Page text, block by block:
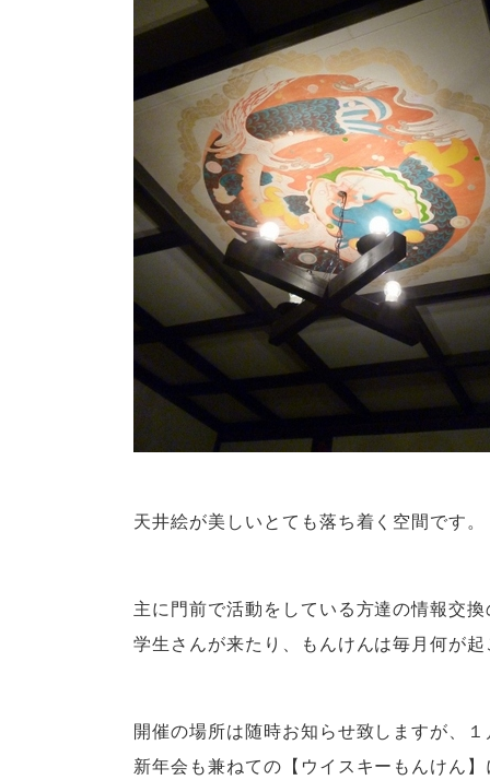
天井絵が美しいとても落ち着く空間です。
主に門前で活動をしている方達の情報交
学生さんが来たり、
もんけんは毎月何が
開催の場所は随時お知らせ致しますが、
新年会も兼ねての【ウイスキーもんけん